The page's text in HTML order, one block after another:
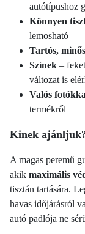
autótípushoz
Könnyen
lemosható
Tartós,
Színek –
változat is
Valós
termékről
Kinek
A magas peremű
akik maximális
tisztán tartására.
havas időjárásról
autó padlója ne